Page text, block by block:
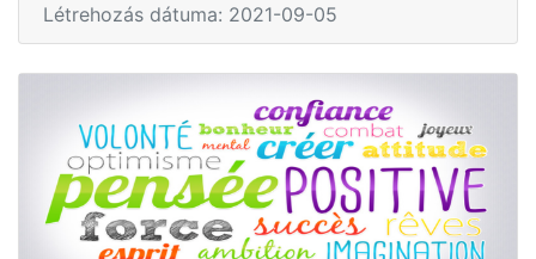
Létrehozás dátuma: 2021-09-05